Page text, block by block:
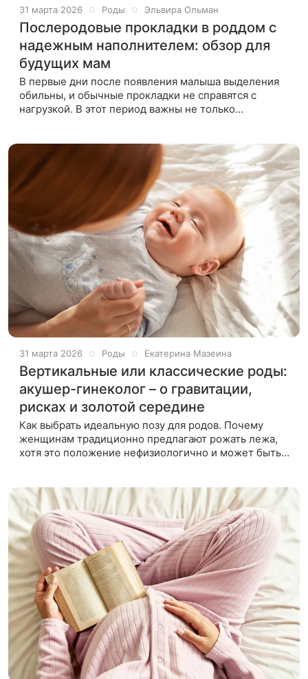
31 марта 2026 Роды Эльвира Ольман
Послеродовые прокладки в роддом с
надежным наполнителем: обзор для
будущих мам
В первые дни после появления малыша выделения
обильны, и обычные прокладки не справятся с
нагрузкой. В этот период важны не только
31 марта 2026 Роды Екатерина Мазеина
Вертикальные или классические роды:
акушер-гинеколог – о гравитации,
рисках и золотой середине
Как выбрать идеальную позу для родов. Почему
женщинам традиционно предлагают рожать лежа,
хотя это положение нефизиологично и может быть